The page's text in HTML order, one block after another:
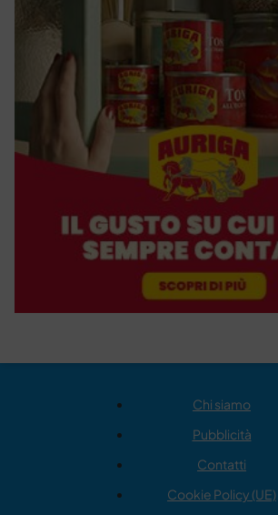
Chi siamo
Pubblicità
Contatti
Cookie Policy (UE)